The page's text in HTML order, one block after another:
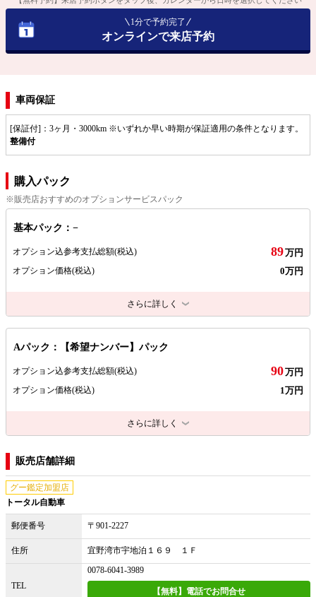
1分で予約完了
オンラインで来店予約
車両保証
[保証付]：3ヶ月・3000km ※いずれか早い時期が保証適用の条件となります。
整備付
購入パック
※販売店おすすめのオプションサービスパック
基本パック：−
オプション込参考支払総額(税込) 89万円
オプション価格(税込) 0万円
さらに詳しく
Aパック：【希望ナンバー】パック
オプション込参考支払総額(税込) 90万円
オプション価格(税込) 1万円
さらに詳しく
販売店舗詳細
グー鑑定加盟店
トータル自動車
郵便番号 〒901-2227
住所 宜野湾市宇地泊１６９ １Ｆ
TEL
0078-6041-3989
【無料】電話でお問合せ